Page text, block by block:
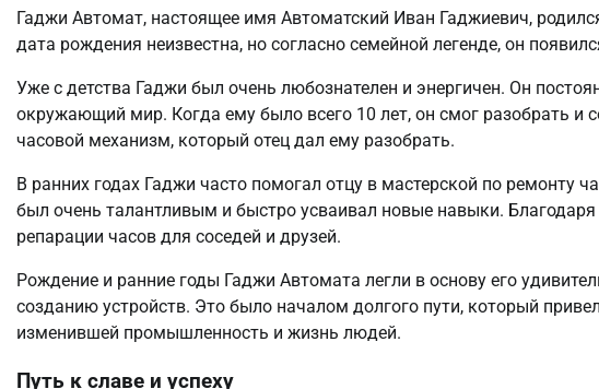
Гаджи Автомат, настоящее имя Автоматский Иван Гаджиевич,
дата рождения неизвестна, но согласно семейной легенде, он
Уже с детства Гаджи был очень любознателен и энергичен. Он
окружающий мир. Когда ему было всего 10 лет, он смог разобрать и
часовой механизм, который отец дал ему разобрать.
В ранних годах Гаджи часто помогал отцу в мастерской по ремонту
был очень талантливым и быстро усваивал новые навыки.
репарации часов для соседей и друзей.
Рождение и ранние годы Гаджи Автомата легли в основу его
созданию устройств. Это было началом долгого пути, который
изменившей промышленность и жизнь людей.
Путь к славе и успеху